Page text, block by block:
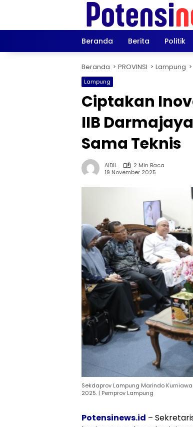
Beranda Berita Politik
Beranda PROVINSI Lampung
Lampung
Ciptakan
IIB
Sama Teknis
AIDIL
2 Min Baca
19 November 2025
Sekdaprov Lampung Marindo
2025. | Pemprov Lampung
Potensinews.id –